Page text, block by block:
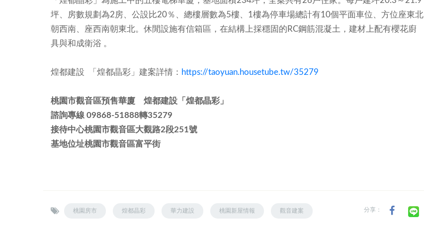
坪、房數規劃為2房、公設比20％、總樓層數為5樓、1樓為停車場總計有10個平面車位、方位座東北
朝西南、座西南朝東北。休閒設施有信箱區，在結構上採穩固的RC鋼筋混凝土，建材上配有櫻花廚
具與和成衛浴 。
煌都建設 「煌都晶彩」建案詳情： https://taoyuan.housetube.tw/35279
桃園市觀音區預售華廈 煌都建設「煌都晶彩」
諮詢專線 09868-51888轉35279
接待中心桃園市觀音區大觀路2段251號
基地位址桃園市觀音區富平街
桃園房市 煌都晶彩 華力建設 桃園新屋情報 觀音建案 分享：